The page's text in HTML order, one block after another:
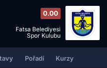
0.00
Fatsa Belediyesi
Spor Kulubu
Pořadí Kurzy